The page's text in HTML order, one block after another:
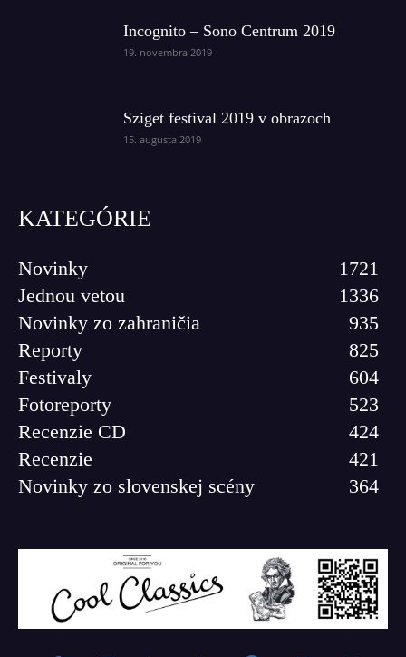
Incognito – Sono Centrum 2019
19. novembra 2019
Sziget festival 2019 v obrazoch
15. augusta 2019
KATEGÓRIE
Novinky
1721
Jednou vetou
1336
Novinky zo zahraničia
935
Reporty
825
Festivaly
604
Fotoreporty
523
Recenzie CD
424
Recenzie
421
Novinky zo slovenskej scény
364